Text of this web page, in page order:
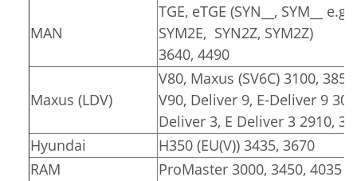
MAN
TGE, eTGE (SYN__, SYM__
SYM2E, SYN2Z, SYM2Z)
3640, 4490
Maxus (LDV)
V80, Maxus (SV6C) 3100, 3850
V90, Deliver 9, E-Deliver 9
Deliver 3, E Deliver 3 2910,
Hyundai
H350 (EU(V)) 3435, 3670
RAM
ProMaster 3000, 3450, 4035